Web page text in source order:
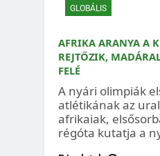
GLOBÁLIS
AFRIKA ARANYA A
REJTŐZIK,
FELÉ
A nyári olimpiák
atlétikának az
afrikaiak,
régóta kutatja a